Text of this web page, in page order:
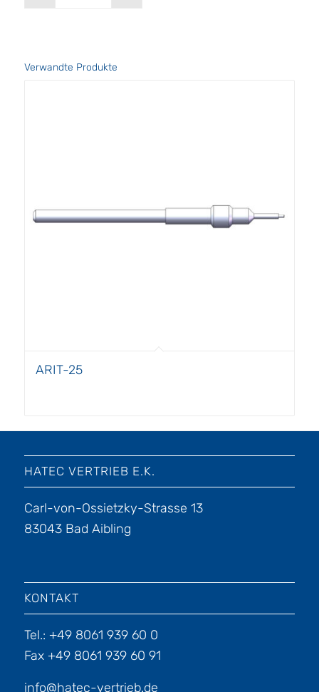
Verwandte Produkte
ARIT-25
HATEC VERTRIEB E.K.
Carl-von-Ossietzky-Strasse 13
83043 Bad Aibling
KONTAKT
Tel.: +49 8061 939 60 0
Fax +49 8061 939 60 91
info@hatec-vertrieb.de